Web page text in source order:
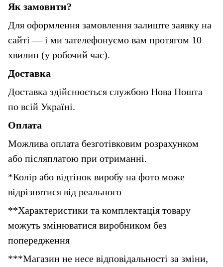
Як замовити?
Для оформлення замовлення залиште заявку на
сайті — і ми зателефонуємо вам протягом 10
хвилин (у робочий час).
Доставка
Доставка здійснюється службою Нова Пошта
по всій Україні.
Оплата
Можлива оплата безготівковим розрахунком
або післяплатою при отриманні.
*Колір або відтінок виробу на фото може
відрізнятися від реального
**Характеристики та комплектація товару
можуть змінюватися виробником без
попередження
***Магазин не несе відповідальності за зміни,